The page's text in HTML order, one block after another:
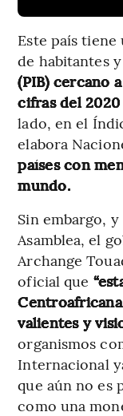
Este país
de habitantes y
(PIB) cercano
cifras del
lado, en el
elabora
países con
mundo.
Sin embargo,
Asamblea, el
Archange
oficial que
valientes y
organismos
Internacional
que aún no es
como una